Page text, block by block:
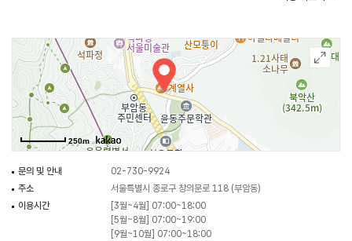
에는 군인들의 출입통로로 이용할 수 있게 하였고, 1617년(광해군 9)에는 궁궐
보수 작업 때 석재의 운반을 위해 열어주도록 하였다는 『조선왕조실록』의
기록을 보면 당시에도 길 자체는 있었던 것 같다.
창의문이 서울성곽의 문루로서 제구실을 하게 되는 것은 1741년(영조 17)에
이곳을 수축할 때였다. 당시 훈련대장 구성임이 “창의문은 인조반정(1623년) 때
의군이 진입한 곳이니 성문을 개수하면서 문루를 건축함이 좋을 것”이라고
건의한 것이 받아들여져 비로소 세워지게 된 것이다. 이러한 사실은 1956년
창의문에는 인조반정 때 공신들의 이름을 새겨 놓은 현판이 걸려 있다.
창의문의 형태는 전형적인 성곽 문루의 모습으로, 서울의 4소문 중 유일하게 옛
모습을 간직하고 있고, 무엇보다도 수백 년간 사람의 발길에 길들여진 박석이
윤기를 발하고 있다. 특히 빗물이 잘 흘러내리도록 문루 바깥쪽으로 설치된 한
250m
문의 및 안내
02-730-9924
주소
서울특별시 종로구 창의문로 118 (부암동)
이용시간
[3월~4월] 07:00~18:00
[5월~8월] 07:00~19:00
[9월~10월] 07:00~18:00